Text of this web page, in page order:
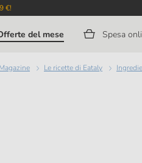
€!
del mese Spesa
magazine Le ricette di Eataly